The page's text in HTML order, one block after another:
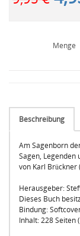
Menge
Beschreibung
Am Sagenborn
Sagen, Legenden
von Karl Brückner
Herausgeber:
Dieses Buch
Bindung:
Inhalt: 228 Seiten